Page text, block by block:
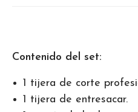
Contenido del set:
1 tijera de corte
1 tijera de entresacar.